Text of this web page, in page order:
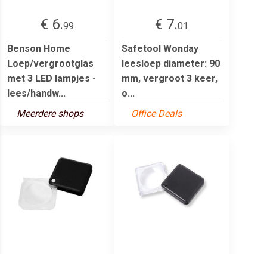
€ 6.99
Benson Home
Loep/vergrootglas
met 3 LED lampjes -
lees/handw...
Meerdere shops
€ 7.01
Safetool Wonday
leesloep diameter: 90
mm, vergroot 3 keer,
o...
Office Deals